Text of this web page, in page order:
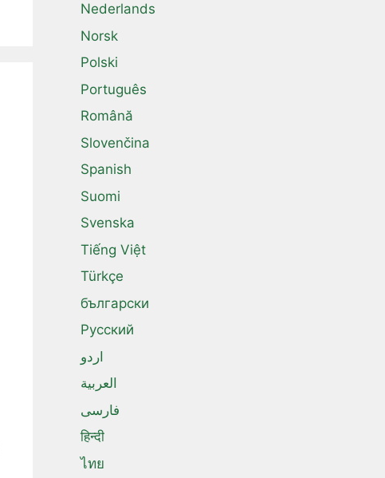
Nederlands
Norsk
Polski
Português
Română
Slovenčina
Spanish
Suomi
Svenska
Tiếng Việt
Türkçe
български
Русский
اردو
العربية
فارسی
हिन्दी
ไทย